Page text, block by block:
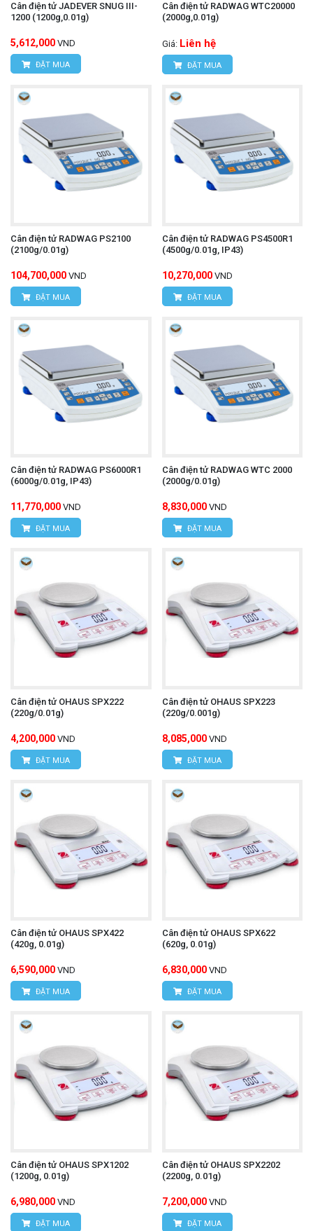
Cân điện tử JADEVER SNUG III-
1200 (1200g,0.01g)
5,612,000 VND
ĐẶT MUA
Cân điện tử RADWAG WTC20000
(2000g,0.01g)
Giá: Liên hệ
ĐẶT MUA
Cân điện tử RADWAG PS2100
(2100g/0.01g)
104,700,000 VND
ĐẶT MUA
Cân điện tử RADWAG PS4500R1
(4500g/0.01g, IP43)
10,270,000 VND
ĐẶT MUA
Cân điện tử RADWAG PS6000R1
(6000g/0.01g, IP43)
11,770,000 VND
ĐẶT MUA
Cân điện tử RADWAG WTC 2000
(2000g/0.01g)
8,830,000 VND
ĐẶT MUA
Cân điện tử OHAUS SPX222
(220g/0.01g)
4,200,000 VND
ĐẶT MUA
Cân điện tử OHAUS SPX223
(220g/0.001g)
8,085,000 VND
ĐẶT MUA
Cân điện tử OHAUS SPX422
(420g, 0.01g)
6,590,000 VND
ĐẶT MUA
Cân điện tử OHAUS SPX622
(620g, 0.01g)
6,830,000 VND
ĐẶT MUA
Cân điện tử OHAUS SPX1202
(1200g, 0.01g)
6,980,000 VND
ĐẶT MUA
Cân điện tử OHAUS SPX2202
(2200g, 0.01g)
7,200,000 VND
ĐẶT MUA